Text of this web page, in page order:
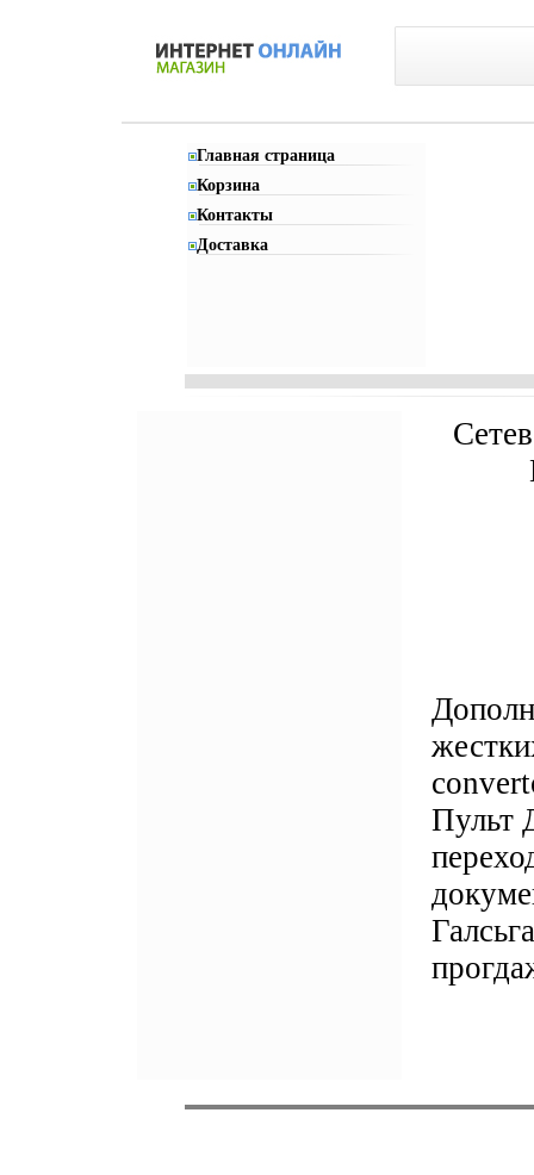
Главная страница
Корзина
Контакты
Доставка
Пульт